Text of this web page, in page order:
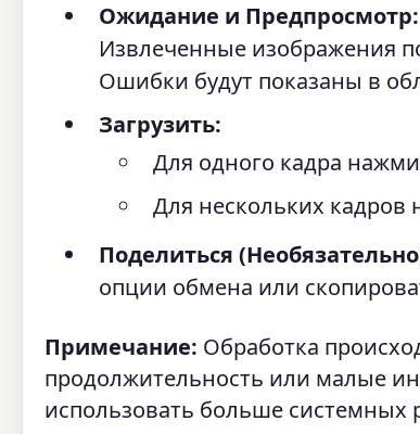
Ожидание и Предпросмотр:
Извлеченные изображения
Ошибки будут показаны в
Загрузить:
Для одного кадра
Для нескольких кадров
Поделиться
опции обмена или
Примечание: Обработка
продолжительность или малые
использовать больше системных